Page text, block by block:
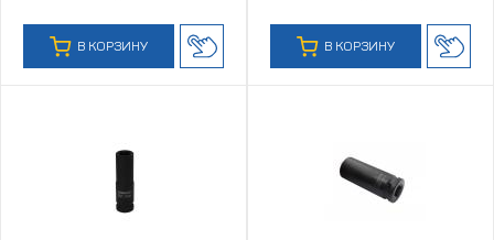
В КОРЗИНУ В КОРЗИНУ